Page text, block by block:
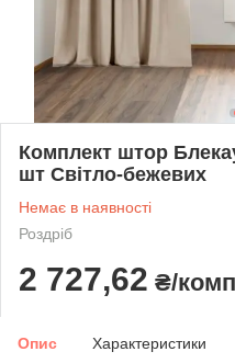
Комплект штор
шт Світло-бежевих
Немає в наявності
Роздріб
2 727,62 ₴/
Опис Характеристики